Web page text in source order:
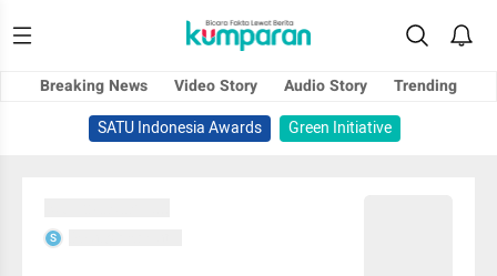
Breaking News Video Story Audio Story
Trending
SATU Indonesia Awards
Green Initiative
S